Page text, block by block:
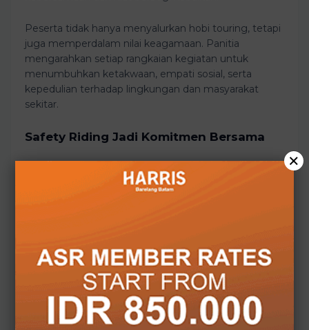
Peserta tidak hanya menyalurkan hobi touring, tetapi
juga memperdalam nilai keagamaan. Panitia
mengarahkan setiap rangkaian kegiatan untuk
menumbuhkan ketakwaan, empati sosial, serta
kepedulian terhadap lingkungan dan masyarakat
sekitar.
Safety Riding Jadi Komitmen Bersama
konsisten mengedepankan kampanye keselamatan
berkendara. Peserta menerapkan prinsip safety riding,
Sales Manager PT Capella Dinamik Nusantara
Kepulauan Riau, Duri Yanto, menyampaikan
apresiasinya terhadap kegiatan tersebut.
Ia menilai komunitas motor mampu berperan aktif
×